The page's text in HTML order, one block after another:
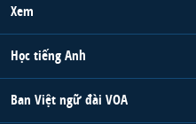
Xem
Học tiếng Anh
Ban Việt ngữ đài VOA